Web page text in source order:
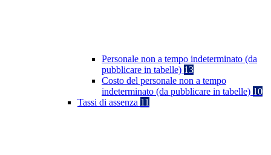
Personale non a tempo indeterminato (da
pubblicare in tabelle) 13
Costo del personale non a tempo
indeterminato (da pubblicare in tabelle) 10
Tassi di assenza 11